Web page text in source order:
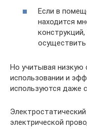
Если в
находится
осуществить
Но учитывая низкую
использовании и
используются даже
электрической